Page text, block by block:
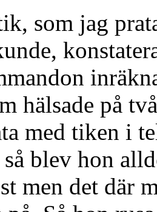
som jag
hälsade på
med tiken i
så blev hon
men det där